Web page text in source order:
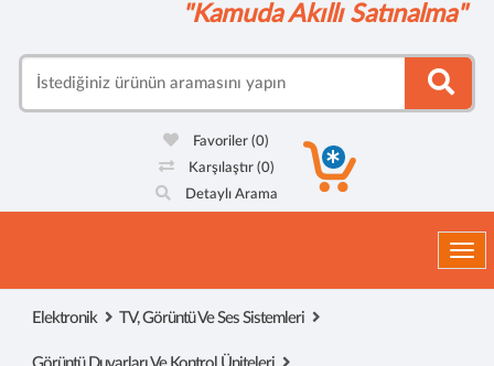
"Kamuda Akıllı Satınalma"
Favoriler(0)
Karşılaştır (0)
Detaylı Arama
Elektronik TV, Görüntü Ve Ses Sistemleri